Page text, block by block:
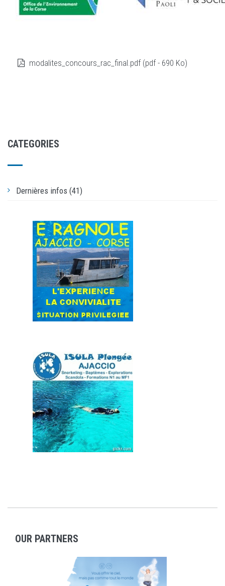
modalites_concours_rac_final.pdf (pdf - 690 Ko)
CATEGORIES
Dernières infos (41)
OUR PARTNERS